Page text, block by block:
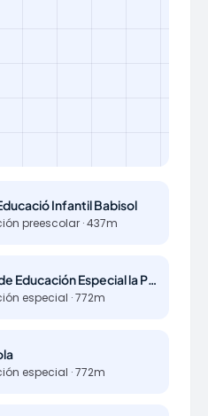
Infantil Babisol
preescolar · 437m
especial · 772m
especial · 772m